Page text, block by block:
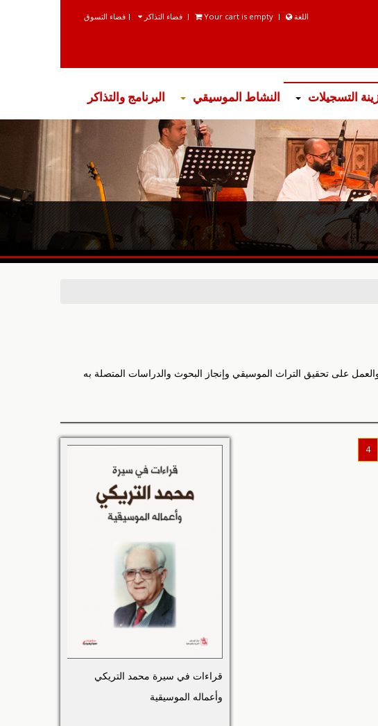
فضاء التذاكر فضاء التسوق Your cart is empty اللغة
التسجيلات النشاط الموسيقي البرنامج والتذاكر
على تحقيق التراث الموسيقي وإنجاز البحوث والدراسات المتصلة به
قراءات في سيرة محمد التريكي
وأعماله الموسيقية
4